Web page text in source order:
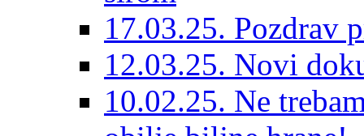
17.03.25. Pozdrav
12.03.25. Novi
10.02.25. Ne